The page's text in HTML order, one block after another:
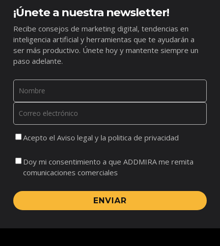
¡Únete a nuestra newsletter!
Recibe consejos de marketing digital, tendencias en
inteligencia artificial y herramientas que te ayudarán a
ser más productivo. Únete hoy y mantente siempre un
paso adelante.
Acepto el Aviso legal y la politica de privacidad
Doy mi consentimiento a que ADDMIRA me remita
comunicaciones comerciales
ENVIAR